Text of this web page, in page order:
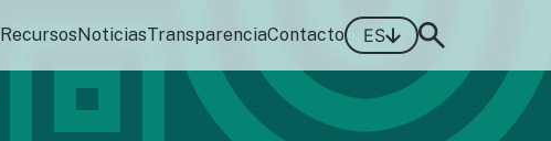
RecursosNoticiasTransparenciaContacto ES